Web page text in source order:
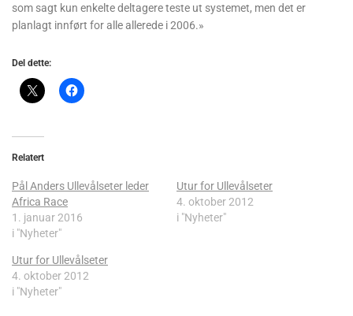
som sagt kun enkelte deltagere teste ut systemet, men det er
planlagt innført for alle allerede i 2006.»
Del dette:
Relatert
Pål Anders Ullevålseter leder
Africa Race
1. januar 2016
i "Nyheter"
Utur for Ullevålseter
4. oktober 2012
i "Nyheter"
Utur for Ullevålseter
4. oktober 2012
i "Nyheter"